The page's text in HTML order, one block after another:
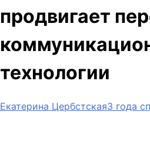
продвигает
технологии
Екатерина Цербстская3 года